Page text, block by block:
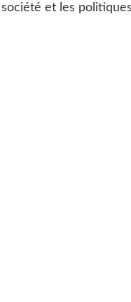
et les